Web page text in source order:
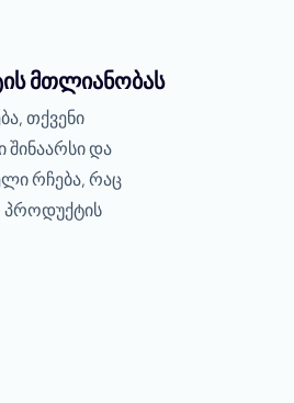
მთლიანობას
თქვენი
და
რჩება, რაც